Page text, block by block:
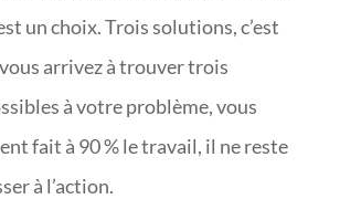
un choix. Trois solutions, c’est
arrivez à trouver trois
à votre problème, vous
fait à 90 % le travail, il ne reste
à l’action.